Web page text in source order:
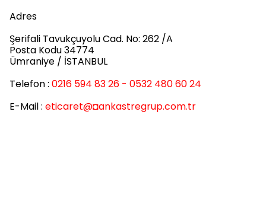
Adres
Şerifali Tavukçuyolu Cad. No: 262 /A
Posta Kodu 34774
Ümraniye / İSTANBUL
Telefon : 0216 594 83 26 - 0532 480 60 24
E-Mail : eticaret@◘ankastregrup.com.tr